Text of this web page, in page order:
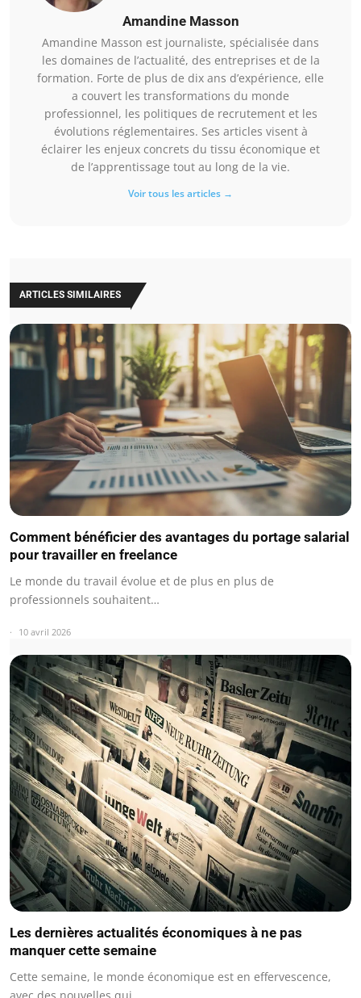
Amandine Masson
Amandine Masson est journaliste, spécialisée dans
les domaines de l’actualité, des entreprises et de la
formation. Forte de plus de dix ans d’expérience, elle
a couvert les transformations du monde
professionnel, les politiques de recrutement et les
évolutions réglementaires. Ses articles visent à
éclairer les enjeux concrets du tissu économique et
de l’apprentissage tout au long de la vie.
Voir tous les articles →
ARTICLES SIMILAIRES
Comment bénéficier des avantages du portage salarial
pour travailler en freelance
Le monde du travail évolue et de plus en plus de
professionnels souhaitent…
10 avril 2026
Les dernières actualités économiques à ne pas
manquer cette semaine
Cette semaine, le monde économique est en effervescence,